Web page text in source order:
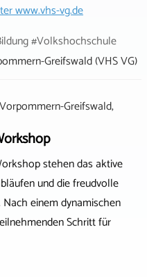
www.vhs-vg.de
#Volkshochschule
Greifswald (VHS VG)
Greifswald,
stehen das aktive
und die freudvolle
einem dynamischen
Schritt für